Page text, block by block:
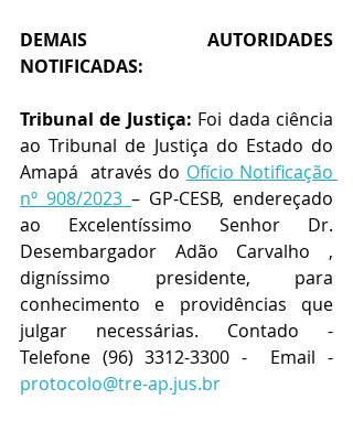
DEMAIS AUTORIDADES
NOTIFICADAS:
Tribunal de Justiça: Foi dada ciência
ao Tribunal de Justiça do Estado do
Amapá  através do Ofício Notificação
nº 908/2023 – GP-CESB, endereçado
ao Excelentíssimo Senhor Dr.
Desembargador Adão Carvalho ,
digníssimo presidente, para
conhecimento e providências que
julgar necessárias. Contado -
protocolo@tre-ap.jus.br